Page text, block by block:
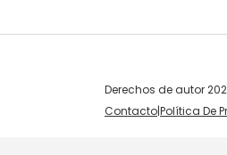
Derechos de autor
Contacto|Política De